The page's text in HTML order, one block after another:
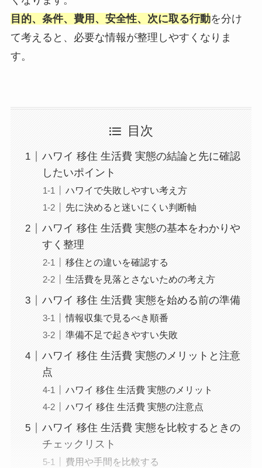
目的、条件、費用、安全性、次に取る行動を分け
て考えると、必要な情報が整理しやすくなりま
す。
目次
ハワイ 移住 生活費 実態の結論と先に確認
したいポイント
ハワイで失敗しやすい考え方
先に決めると迷いにくい判断軸
ハワイ 移住 生活費 実態の基本をわかりや
すく整理
移住との違いを確認する
生活費を見落とさないための考え方
ハワイ 移住 生活費 実態を始める前の準備
情報収集で見るべき順番
準備不足で起きやすい失敗
ハワイ 移住 生活費 実態のメリットと注意
点
ハワイ 移住 生活費 実態のメリット
ハワイ 移住 生活費 実態の注意点
ハワイ 移住 生活費 実態を比較するときの
チェックリスト
費用や手間を比較する